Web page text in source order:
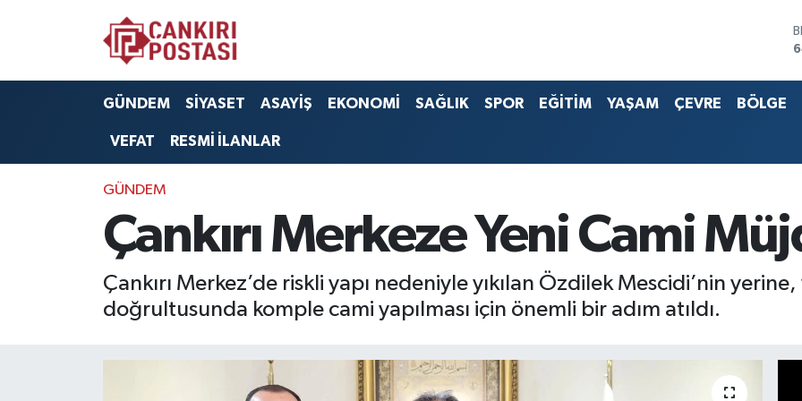
GÜNDEM SİYASET ASAYİŞ EKONOMİ SAĞLIK SPOR EĞİTİM YAŞAM ÇEVRE BÖLGE
VEFAT RESMİ İLANLAR
GÜNDEM
Çankırı Merkeze Yeni Cami
Çankırı Merkez’de riskli yapı nedeniyle yıkılan Özdilek Mescidi’nin
doğrultusunda komple cami yapılması için önemli bir adım atıldı.
SİYASET
Nöbetçi Eczaneler
Hava Durumu
Süper Lig Puan Durumu ve Fikstür
Tüm Manşetler